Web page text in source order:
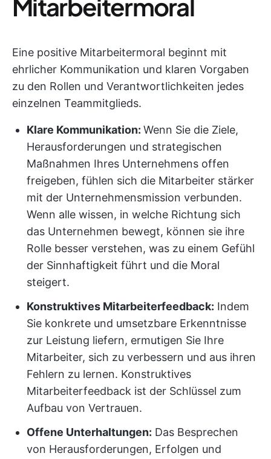
Mitarbeitermoral
Eine positive Mitarbeitermoral beginnt mit
ehrlicher Kommunikation und klaren Vorgaben
zu den Rollen und Verantwortlichkeiten jedes
einzelnen Teammitglieds.
Klare Kommunikation: Wenn Sie die Ziele,
Herausforderungen und strategischen
Maßnahmen Ihres Unternehmens offen
freigeben, fühlen sich die Mitarbeiter stärker
mit der Unternehmensmission verbunden.
Wenn alle wissen, in welche Richtung sich
das Unternehmen bewegt, können sie ihre
Rolle besser verstehen, was zu einem Gefühl
der Sinnhaftigkeit führt und die Moral
steigert.
Konstruktives Mitarbeiterfeedback: Indem
Sie konkrete und umsetzbare Erkenntnisse
zur Leistung liefern, ermutigen Sie Ihre
Mitarbeiter, sich zu verbessern und aus ihren
Fehlern zu lernen. Konstruktives
Mitarbeiterfeedback ist der Schlüssel zum
Aufbau von Vertrauen.
Offene Unterhaltungen: Das Besprechen
von Herausforderungen, Erfolgen und